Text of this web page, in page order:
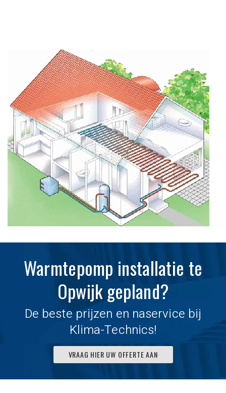
Warmtepomp installatie te
Opwijk gepland?
De beste prijzen en naservice bij
Klima-Technics!
VRAAG HIER UW OFFERTE AAN